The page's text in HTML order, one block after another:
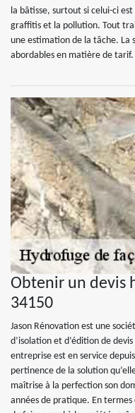
la bâtisse, surtout si celui-ci
graffitis et la pollution. Tout
une estimation de la tâche. La
abordables en matière de tarif.
Obtenir un devis
34150
Jason Rénovation est une
d’isolation et d’édition de
entreprise est en service
pertinence de la solution
maîtrise à la perfection son
années de pratique. En